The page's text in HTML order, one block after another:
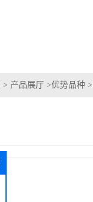
> 产品展厅 >优势品种 >